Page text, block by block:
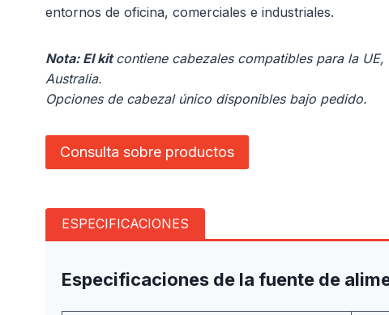
entornos de oficina, comerciales e industriales.
Nota: El kitcontiene cabezales compatibles para la UE,
Australia.
Opciones de cabezal único disponibles bajo pedido.
Consulta sobre productos
ESPECIFICACIONES
Especificaciones de la fuente de